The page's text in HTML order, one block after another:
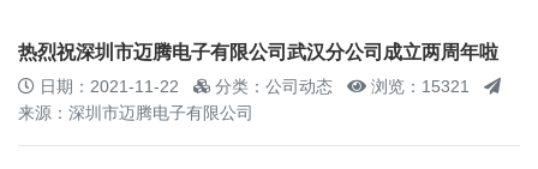
热烈祝深圳市迈腾电子有限公司武汉分公司成立两周年啦
日期：2021-11-22 分类：公司动态
浏览：15321
来源：深圳市迈腾电子有限公司